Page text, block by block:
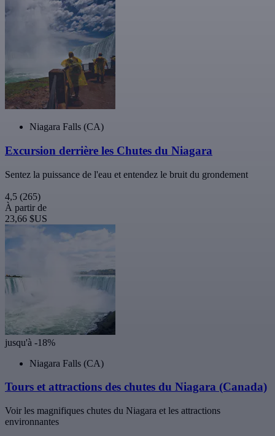
Niagara Falls (CA)
Excursion derrière les Chutes du Niagara
Sentez la puissance de l'eau et entendez le bruit du grondement
4,5 (265)
À partir de
23,66 $US
jusqu'à -18%
Niagara Falls (CA)
Tours et attractions des chutes du Niagara (Canada)
Voir les magnifiques chutes du Niagara et les attractions
environnantes